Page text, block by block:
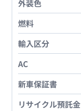
外装色
燃料
輸入区分
AC
新車保証書
リサイクル預託金